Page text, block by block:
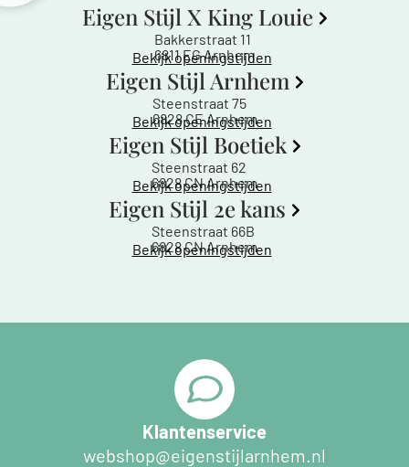
Eigen Stijl X King Louie
Bakkerstraat 11
6811 EG Arnhem
Bekijk openingstijden
Eigen Stijl Arnhem
Steenstraat 75
6828 CE Arnhem
Bekijk openingstijden
Eigen Stijl Boetiek
Steenstraat 62
6828 CN Arnhem
Bekijk openingstijden
Eigen Stijl 2e kans
Steenstraat 66B
6828 CN Arnhem
Bekijk openingstijden
Klantenservice
webshop@eigenstijlarnhem.nl